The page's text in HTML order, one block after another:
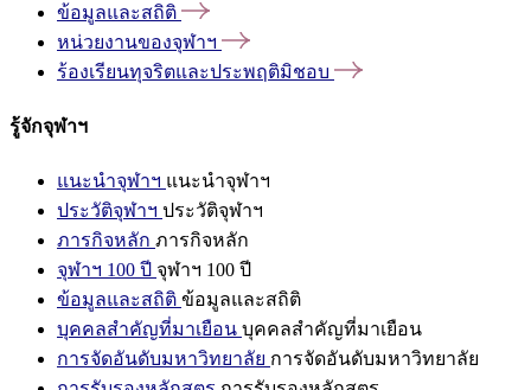
ข้อมูลและสถิติ
หน่วยงานของจุฬาฯ
ร้องเรียนทุจริตและประพฤติมิชอบ
รู้จักจุฬาฯ
แนะนำจุฬาฯ แนะนำจุฬาฯ
ประวัติจุฬาฯ ประวัติจุฬาฯ
ภารกิจหลัก ภารกิจหลัก
จุฬาฯ 100 ปี จุฬาฯ 100 ปี
ข้อมูลและสถิติ ข้อมูลและสถิติ
บุคคลสำคัญที่มาเยือน บุคคลสำคัญที่มาเยือน
การจัดอันดับมหาวิทยาลัย การจัดอันดับมหาวิทยาลัย